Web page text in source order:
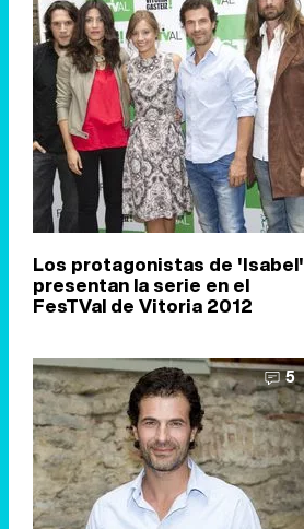
Los protagonistas de 'Isabel'
presentan la serie en el
FesTVal de Vitoria 2012
5